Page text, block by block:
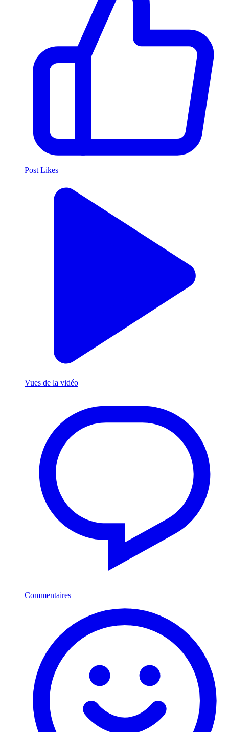
Post Likes
Vues de la vidéo
Commentaires